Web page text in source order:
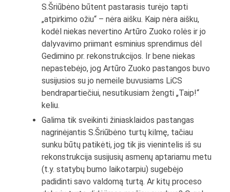
S.Šriūbėno būtent pastarasis turėjo tapti
„atpirkimo ožiu“ – nėra aišku. Kaip nėra aišku,
kodėl niekas nevertino Artūro Zuoko rolės ir jo
dalyvavimo priimant esminius sprendimus dėl
Gedimino pr. rekonstrukcijos. Ir bene niekas
nepastebėjo, jog Artūro Zuoko pastangos buvo
susijusios su jo nemeile buvusiams LiCS
bendrapartiečiui, nesutikusiam žengti „Taip!“
keliu.
Galima tik sveikinti žiniasklaidos pastangas
nagrinėjantis S.Šriūbėno turtų kilmę, tačiau
sunku būtų patikėti, jog tik jis vienintelis iš su
rekonstrukcija susijusių asmenų aptariamu metu
(t.y. statybų bumo laikotarpiu) sugebėjo
padidinti savo valdomą turtą. Ar kitų proceso